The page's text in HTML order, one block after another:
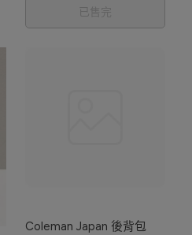
已售完
Coleman Japan 後背包